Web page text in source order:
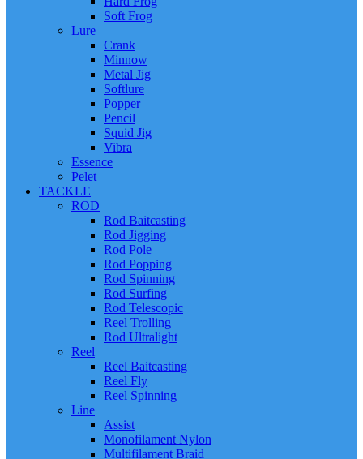
Soft Frog
Lure
Crank
Minnow
Metal Jig
Softlure
Popper
Pencil
Squid Jig
Vibra
Essence
Pelet
TACKLE
ROD
Rod Baitcasting
Rod Jigging
Rod Pole
Rod Popping
Rod Spinning
Rod Surfing
Rod Telescopic
Reel Trolling
Rod Ultralight
Reel
Reel Baitcasting
Reel Fly
Reel Spinning
Line
Assist
Monofilament Nylon
Multifilament Braid